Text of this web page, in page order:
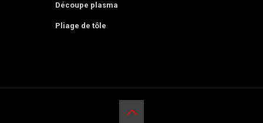
Découpe plasma
Pliage de tôle